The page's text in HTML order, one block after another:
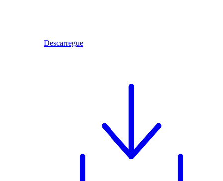
Descarregue